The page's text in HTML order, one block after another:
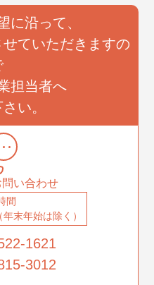
に沿って、
ていただきますの
担当者へ
い。
い合わせ
間
末年始は除く）
1621
3012